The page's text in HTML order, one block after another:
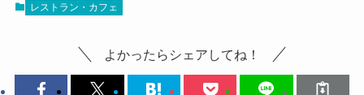
レストラン・カフェ
よかったらシェアしてね！